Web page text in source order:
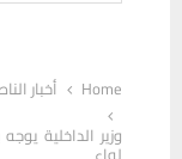
Home
أخبار
وزير الداخلية